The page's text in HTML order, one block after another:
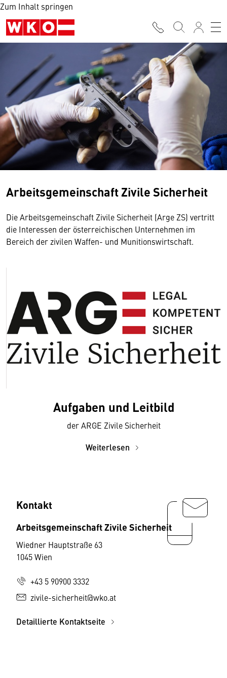
Zum Inhalt springen
Arbeitsgemeinschaft Zivile Sicherheit
Die Arbeitsgemeinschaft Zivile Sicherheit (Arge ZS) vertritt
die Interessen der österreichischen Unternehmen im
Bereich der zivilen Waffen- und Munitionswirtschaft.
Aufgaben und Leitbild
der ARGE Zivile Sicherheit
Weiterlesen
Kontakt
Arbeitsgemeinschaft Zivile Sicherheit
Wiedner Hauptstraße 63
1045 Wien
+43 5 90900 3332
zivile-sicherheit@wko.at
Detaillierte Kontaktseite